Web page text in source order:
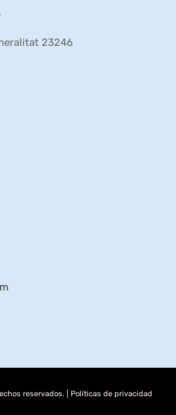
23246
reservados. | Políticas de privacidad